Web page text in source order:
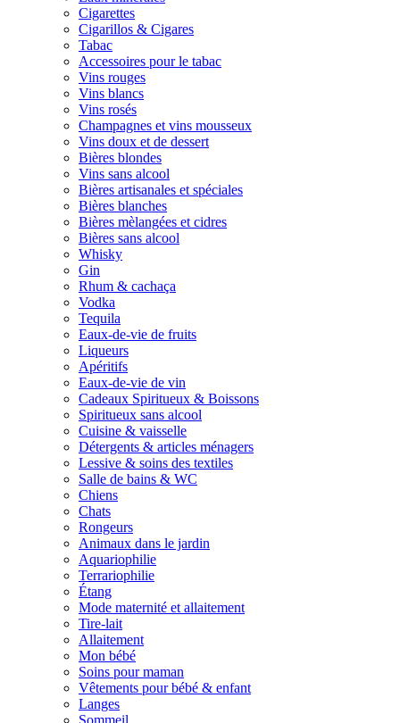
Cigarettes
Cigarillos & Cigares
Tabac
Accessoires pour le tabac
Vins rouges
Vins blancs
Vins rosés
Champagnes et vins mousseux
Vins doux et de dessert
Bières blondes
Vins sans alcool
Bières artisanales et spéciales
Bières blanches
Bières mèlangées et cidres
Bières sans alcool
Whisky
Gin
Rhum & cachaça
Vodka
Tequila
Eaux-de-vie de fruits
Liqueurs
Apéritifs
Eaux-de-vie de vin
Cadeaux Spiritueux & Boissons
Spiritueux sans alcool
Cuisine & vaisselle
Détergents & articles ménagers
Lessive & soins des textiles
Salle de bains & WC
Chiens
Chats
Rongeurs
Animaux dans le jardin
Aquariophilie
Terrariophilie
Étang
Mode maternité et allaitement
Tire-lait
Allaitement
Mon bébé
Soins pour maman
Vêtements pour bébé & enfant
Langes
Sommeil